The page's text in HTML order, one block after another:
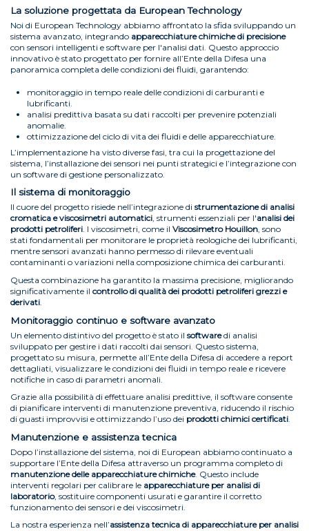
La soluzione progettata da European Technology
Noi di European Technology abbiamo affrontato la sfida sviluppando un
sistema avanzato, integrando apparecchiature chimiche di precisione
con sensori intelligenti e software per l'analisi dati. Questo approccio
innovativo è stato progettato per fornire all’Ente della Difesa una
panoramica completa delle condizioni dei fluidi, garantendo:
monitoraggio in tempo reale delle condizioni di carburanti e
lubrificanti.
analisi predittiva basata su dati raccolti per prevenire potenziali
anomalie.
ottimizzazione del ciclo di vita dei fluidi e delle apparecchiature.
L’implementazione ha visto diverse fasi, tra cui la progettazione del
sistema, l’installazione dei sensori nei punti strategici e l’integrazione con
un software di gestione personalizzato.
Il sistema di monitoraggio
Il cuore del progetto risiede nell’integrazione di strumentazione di analisi
cromatica e viscosimetri automatici, strumenti essenziali per l'analisi dei
prodotti petroliferi. I viscosimetri, come il Viscosimetro Houillon, sono
stati fondamentali per monitorare le proprietà reologiche dei lubrificanti,
mentre sensori avanzati hanno permesso di rilevare eventuali
contaminanti o variazioni nella composizione chimica dei carburanti.
Questa combinazione ha garantito la massima precisione, migliorando
significativamente il controllo di qualità dei prodotti petroliferi grezzi e
derivati
Monitoraggio continuo e software avanzato
Un elemento distintivo del progetto è stato il softwaredi analisi
sviluppato per gestire i dati raccolti dai sensori. Questo sistema,
progettato su misura, permette all’Ente della Difesa di accedere a report
dettagliati, visualizzare le condizioni dei fluidi in tempo reale e ricevere
notifiche in caso di parametri anomali.
Grazie alla possibilità di effettuare analisi predittive, il software consente
di pianificare interventi di manutenzione preventiva, riducendo il rischio
di guasti improvvisi e ottimizzando l’uso dei prodotti chimici certificati.
Manutenzione e assistenza tecnica
Dopo l’installazione del sistema, noi di European abbiamo continuato a
supportare l’Ente della Difesa attraverso un programma completo di
manutenzione delle apparecchiature chimiche. Questo include
interventi regolari per calibrare le apparecchiature per analisi di
laboratorio, sostituire componenti usurati e garantire il corretto
funzionamento dei sensori e dei viscosimetri.
La nostra esperienza nell’assistenza tecnica di apparecchiature per analisi